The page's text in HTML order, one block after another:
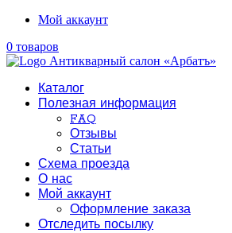
Мой аккаунт
0 товаров
Каталог
Полезная информация
FAQ
Отзывы
Статьи
Схема проезда
О нас
Мой аккаунт
Оформление заказа
Отследить посылку